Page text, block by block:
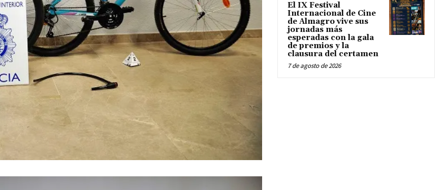
El IX Festival
Internacional de Cine
de Almagro vive sus
jornadas más
esperadas con la gala
de premios y la
clausura del certamen
7 de agosto de 2026